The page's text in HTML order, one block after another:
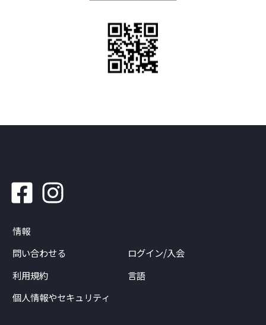
情報
問い合わせる
利用規約
個人情報やセキュリティ
ログイン/入会
言語